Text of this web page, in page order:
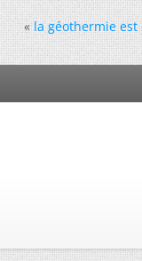
« la géothermie